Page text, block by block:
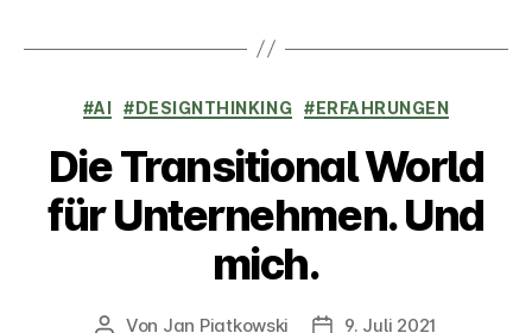
Kategorien
#AI #DESIGNTHINKING #ERFAHRUNGEN
Die Transitional World
für Unternehmen. Und
mich.
Beitragsautor
Von Jan Piatkowski Veröffentlichungsdatum
9. Juli 2021